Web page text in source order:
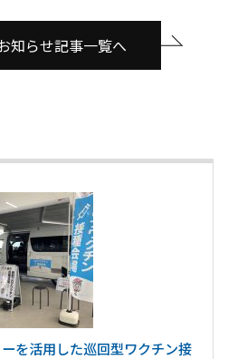
知らせ記事一覧へ
を活用した巡回型ワクチン接